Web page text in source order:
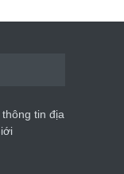
sắc
04/2020
tin địa